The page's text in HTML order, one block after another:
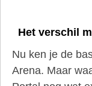
Het verschil
Nu ken je de
Arena. Maar